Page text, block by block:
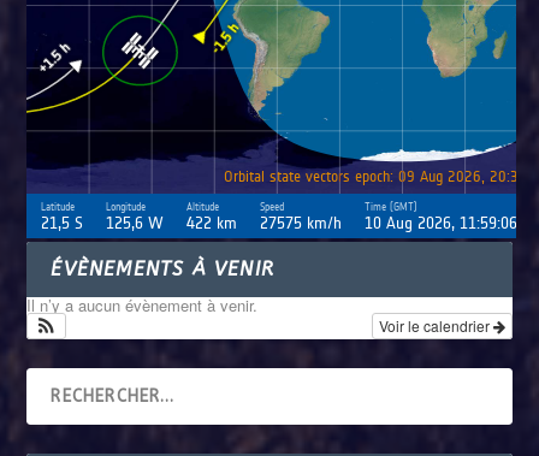
ÉVÈNEMENTS À VENIR
Il n’y a aucun évènement à venir.